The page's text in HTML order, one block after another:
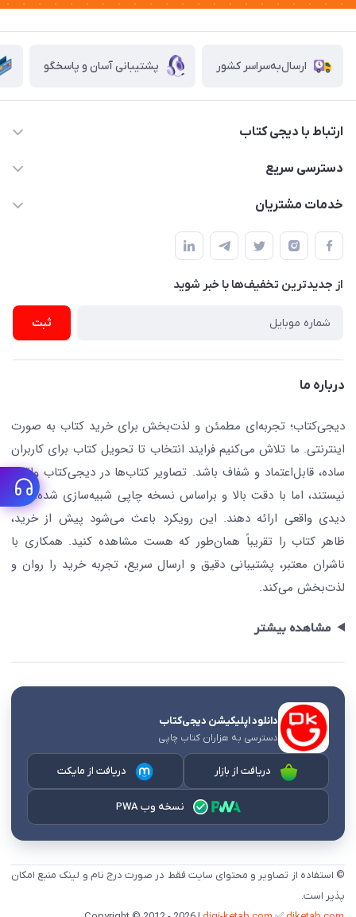
ارسال‌به‌سراسر کشور پشتیبانی آسان و پاسخگو
ارتباط با دیجی کتاب
021-66483376
پلیس امنیت .پلاک 150 (🚷 فروش فقط به صورت آنلاین)
دسترسی سریع
کتاب (دسته‌بندی)
ناشران همکار
نویسندگان و مترجمان
کافه دیجی کتاب
جستجو در سایت
کتابیاب
خدمات مشتریان
راهنما
پیگیری سفارشات
رهگیری مرسولات پستی
ارسال تیکت پشتیبانی
از جدید‌ترین تخفیف‌ها با‌ خبر شوید
ثبت
درباره ما
دیجی‌کتاب؛ تجربه‌ای مطمئن و لذت‌بخش برای خرید کتاب به صورت
اینترنتی. ما تلاش می‌کنیم فرایند انتخاب تا تحویل کتاب برای کاربران
ساده، قابل‌اعتماد و شفاف باشد. تصاویر کتاب‌ها در دیجی‌کتاب واقعی
نیستند، اما با دقت بالا و براساس نسخه چاپی شبیه‌سازی شده‌اند تا
دیدی واقعی ارائه دهند. این رویکرد باعث می‌شود پیش از خرید،
ظاهر کتاب را تقریباً همان‌طور که هست مشاهده کنید. همکاری با
ناشران معتبر، پشتیبانی دقیق و ارسال سریع، تجربه خرید را روان و
لذت‌بخش می‌کند.
مشاهده بیشتر
دانلود اپلیکیشن دیجی‌کتاب
دسترسی به هزاران کتاب چاپی
دریافت از بازار دریافت از مایکت
نسخه وب PWA
© استفاده از تصاویر و محتوای سایت فقط در صورت درج نام و لینک منبع امکان
پذیر است.